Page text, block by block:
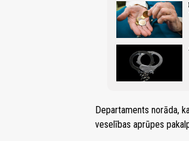
Departaments norāda,
veselības aprūpes